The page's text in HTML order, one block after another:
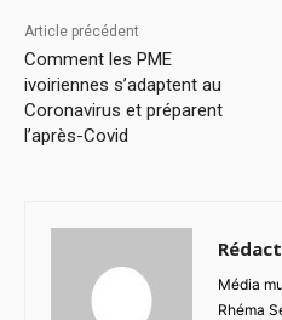
Article précédent
Comment les PME
ivoiriennes s’adaptent au
Coronavirus et préparent
l’après-Covid
Média
Rhéma